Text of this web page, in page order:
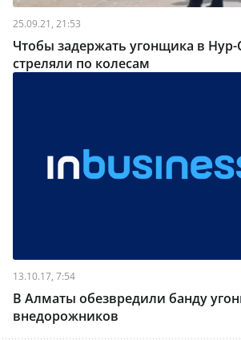
25.09.21, 21:53
Чтобы задержать угонщика в Нур-
стреляли по колесам
13.10.17, 7:54
В Алматы обезвредили банду
внедорожников